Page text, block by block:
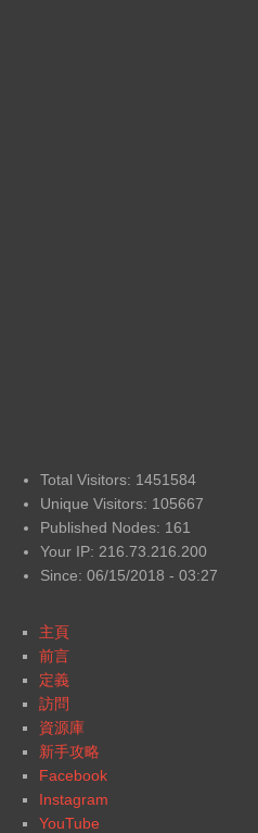
Total Visitors: 1451584
Unique Visitors: 105667
Published Nodes: 161
Your IP: 216.73.216.200
Since: 06/15/2018 - 03:27
主頁
前言
定義
訪問
資源庫
新手攻略
Facebook
Instagram
YouTube